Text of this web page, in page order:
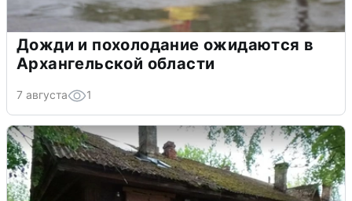
Дожди и похолодание ожидаются в
Архангельской области
7 августа 1